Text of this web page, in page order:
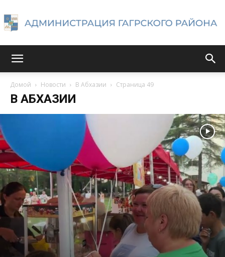
Домой Новости В Абхазии Страница 49
В АБХАЗИИ